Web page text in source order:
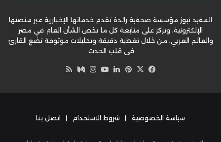
المفيد نيوز مؤسسة صحفية رائدة تقدم خدماتها الإخبارية عبر منصتها
الإلكترونية، وتركز على متابعة كل ما يخص الشأن العام في مصر
والعالم العربي، من خلال تغطية دقيقة وتحليلات موثوقة تضع القارئ
في قلب الحدث.
فيسبوك
‫X بينتيريست
لينكدإن‫YouTube
انستقرام
وسط
سياسة الخصوصية | شروط الاستخدام | اتصل بنا